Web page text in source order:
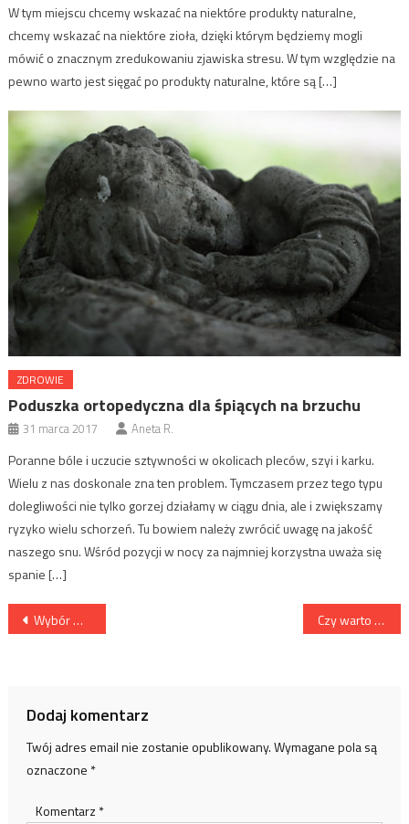
W tym miejscu chcemy wskazać na niektóre produkty naturalne,
chcemy wskazać na niektóre zioła, dzięki którym będziemy mogli
mówić o znacznym zredukowaniu zjawiska stresu. W tym względzie na
pewno warto jest sięgać po produkty naturalne, które są […]
ZDROWIE
Poduszka ortopedyczna dla śpiących na brzuchu
31 marca 2017 Aneta R.
Poranne bóle i uczucie sztywności w okolicach pleców, szyi i karku.
Wielu z nas doskonale zna ten problem. Tymczasem przez tego typu
dolegliwości nie tylko gorzej działamy w ciągu dnia, ale i zwiększamy
ryzyko wielu schorzeń. Tu bowiem należy zwrócić uwagę na jakość
naszego snu. Wśród pozycji w nocy za najmniej korzystna uważa się
spanie […]
Nawigacja
Wybór medycznej poduszki Czy warto korzystać z poduszek do siedzenia?
Dodaj komentarz
Twój adres email nie zostanie opublikowany.Wymagane pola są
oznaczone *
Komentarz *